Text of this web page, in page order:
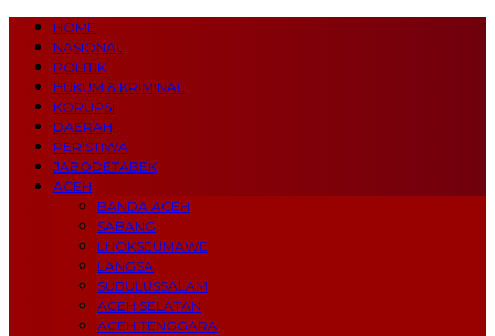
HOME
NASIONAL
POLITIK
HUKUM & KRIMINAL
KORUPSI
DAERAH
PERISTIWA
JABODETABEK
ACEH
BANDA ACEH
SABANG
LHOKSEUMAWE
LANGSA
SUBULUSSALAM
ACEH SELATAN
ACEH TENGGARA